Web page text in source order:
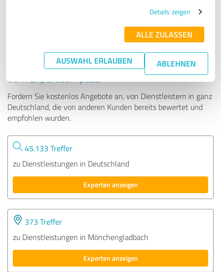
Details zeigen
ALLE ZULASSEN
AUSWAHL ERLAUBEN ABLEHNEN
Tipp: Die passenden Experten finden - mit
dem ExpertCompass
Fordern Sie kostenlos Angebote an, von Dienstleistern in ganz
Deutschland, die von anderen Kunden bereits bewertet und
empfohlen wurden.
45.133 Treffer
zu Dienstleistungen in Deutschland
Experten anzeigen
373 Treffer
zu Dienstleistungen in Mönchengladbach
Experten anzeigen